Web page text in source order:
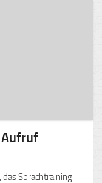
Sprachtraining